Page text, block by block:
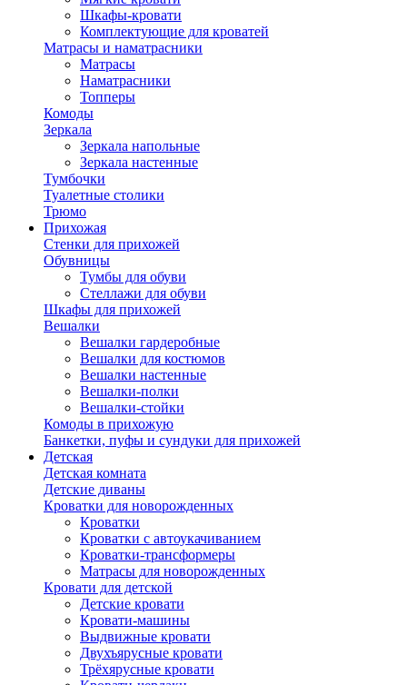
Шкафы-кровати
Комплектующие для кроватей
Матрасы и наматрасники
Матрасы
Наматрасники
Топперы
Комоды
Зеркала
Зеркала напольные
Зеркала настенные
Тумбочки
Туалетные столики
Трюмо
Прихожая
Стенки для прихожей
Обувницы
Тумбы для обуви
Стеллажи для обуви
Шкафы для прихожей
Вешалки
Вешалки гардеробные
Вешалки для костюмов
Вешалки настенные
Вешалки-полки
Вешалки-стойки
Комоды в прихожую
Банкетки, пуфы и сундуки для прихожей
Детская
Детская комната
Детские диваны
Кроватки для новорожденных
Кроватки
Кроватки с автоукачиванием
Кроватки-трансформеры
Матрасы для новорожденных
Кровати для детской
Детские кровати
Кровати-машины
Выдвижные кровати
Двухъярусные кровати
Трёхярусные кровати